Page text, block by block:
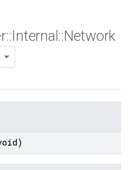
::Internal ::Network